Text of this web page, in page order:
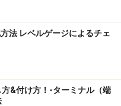
を採用しています。実
ムブーツは柔らかくも
感じられるのに対し、
硬さがあり、素材自体
た。ドライブシャフト
、蛇腹の谷の部分に亀
法 レベルゲージによるチェ
&付け方！-ターミナル（端